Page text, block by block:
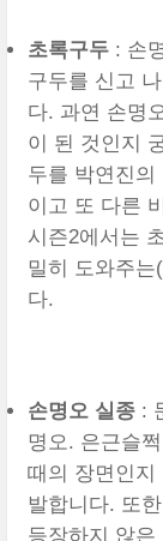
초록구두: 손
구두를 신고
다. 과연 손명
이 된 것인지
두를 박연진의
이고 또 다른
시즌2에서는
밀히 도와주는
다.
손명오 실종:
명오. 은근슬
때의 장면인지
발합니다. 또
등장하지 않은